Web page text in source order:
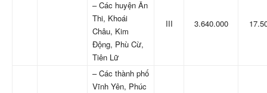
– Các huyện Ân
Thi, Khoái
Châu, Kim
Động, Phù Cừ,
Tiên Lữ
III 3.640.000
– Các thành phố
Vĩnh Yên, Phúc